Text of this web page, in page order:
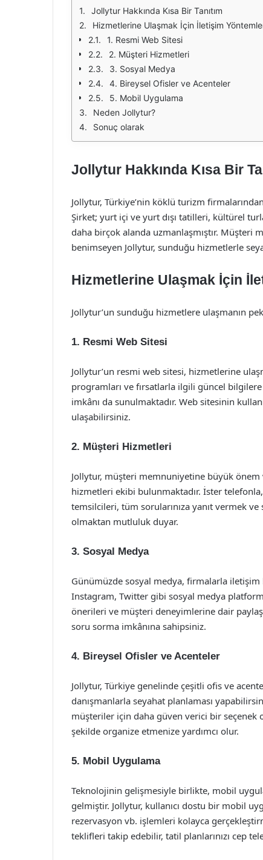
Jollytur Hakkında Kısa Bir Tanıtım
Hizmetlerine Ulaşmak İçin İletişim
1. Resmi Web Sitesi
2. Müşteri Hizmetleri
3. Sosyal Medya
4. Bireysel Ofisler ve Acenteler
5. Mobil Uygulama
Neden Jollytur?
Sonuç olarak
Jollytur Hakkında Kısa Bir
Jollytur, Türkiye’nin köklü turizm
Şirket; yurt içi ve yurt dışı tatilleri, kültürel
daha birçok alanda uzmanlaşmıştır.
benimseyen Jollytur, sunduğu hizmetlerle
Hizmetlerine Ulaşmak İçin
Jollytur’un sunduğu hizmetlere ulaşmanın
1. Resmi Web Sitesi
Jollytur’un resmi web sitesi, hizmetlerine
programları ve fırsatlarla ilgili güncel
imkânı da sunulmaktadır. Web sitesinin
ulaşabilirsiniz.
2. Müşteri Hizmetleri
Jollytur, müşteri memnuniyetine büyük
hizmetleri ekibi bulunmaktadır. İster
temsilcileri, tüm sorularınıza yanıt vermek ve
olmaktan mutluluk duyar.
3. Sosyal Medya
Günümüzde sosyal medya, firmalarla
Instagram, Twitter gibi sosyal medya
önerileri ve müşteri deneyimlerine dair
soru sorma imkânına sahipsiniz.
4. Bireysel Ofisler ve Acenteler
Jollytur, Türkiye genelinde çeşitli ofis ve
danışmanlarla seyahat planlaması
müşteriler için daha güven verici bir
şekilde organize etmenize yardımcı olur.
5. Mobil Uygulama
Teknolojinin gelişmesiyle birlikte, mobil
gelmiştir. Jollytur, kullanıcı dostu bir mobil
rezervasyon vb. işlemleri kolayca
teklifleri takip edebilir, tatil planlarınızı cep